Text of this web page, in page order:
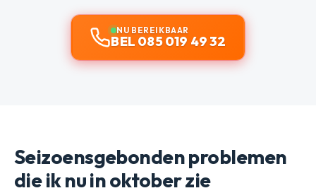
NU BEREIKBAAR
BEL 085 019 49 32
Seizoensgebonden problemen
die ik nu in oktober zie